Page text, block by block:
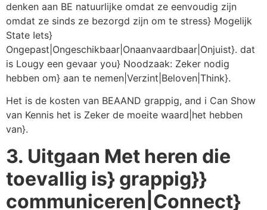
denken aan BE natuurlijke omdat ze eenvoudig zijn
omdat ze sinds ze bezorgd zijn om te stress} Mogelijk
State Iets}
Ongepast|Ongeschikbaar|Onaanvaardbaar|Onjuist}. dat
is Lougy een gevaar you} Noodzaak: Zeker nodig
hebben om} aan te nemen|Verzint|Beloven|Think}.
Het is de kosten van BEAAND grappig, and i Can Show
van Kennis het is Zeker de moeite waard|het hebben
van}.
3. Uitgaan Met heren die
toevallig is} grappig}}
communiceren|Connect}